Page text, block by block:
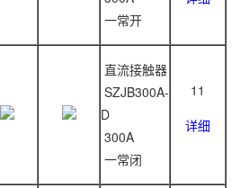
一常开
直流接触器
SZJB300A-
D
300A
一常闭
11
详细